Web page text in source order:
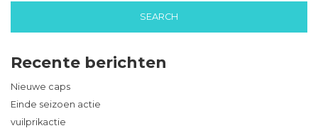
Recente berichten
Nieuwe caps
Einde seizoen actie
vuilprikactie